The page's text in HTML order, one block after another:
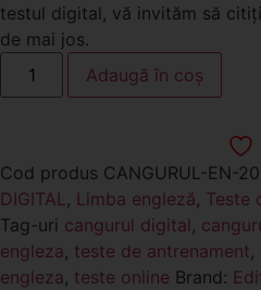
testul digital, vă invităm să
de mai jos.
Adaugă în coș
Cod produs CANGURUL-EN-
DIGITAL, Limba engleză, Teste
Tag-uri cangurul digital ,
engleza, teste de antrenament,
engleza, teste online Brand: